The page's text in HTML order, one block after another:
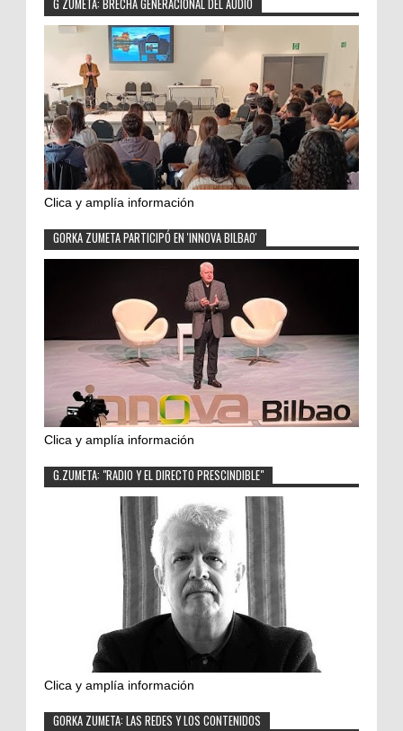
G ZUMETA: BRECHA GENERACIONAL DEL AUDIO
Clica y amplía información
GORKA ZUMETA PARTICIPÓ EN 'INNOVA BILBAO'
Clica y amplía información
G.ZUMETA: "RADIO Y EL DIRECTO PRESCINDIBLE"
Clica y amplía información
GORKA ZUMETA: LAS REDES Y LOS CONTENIDOS